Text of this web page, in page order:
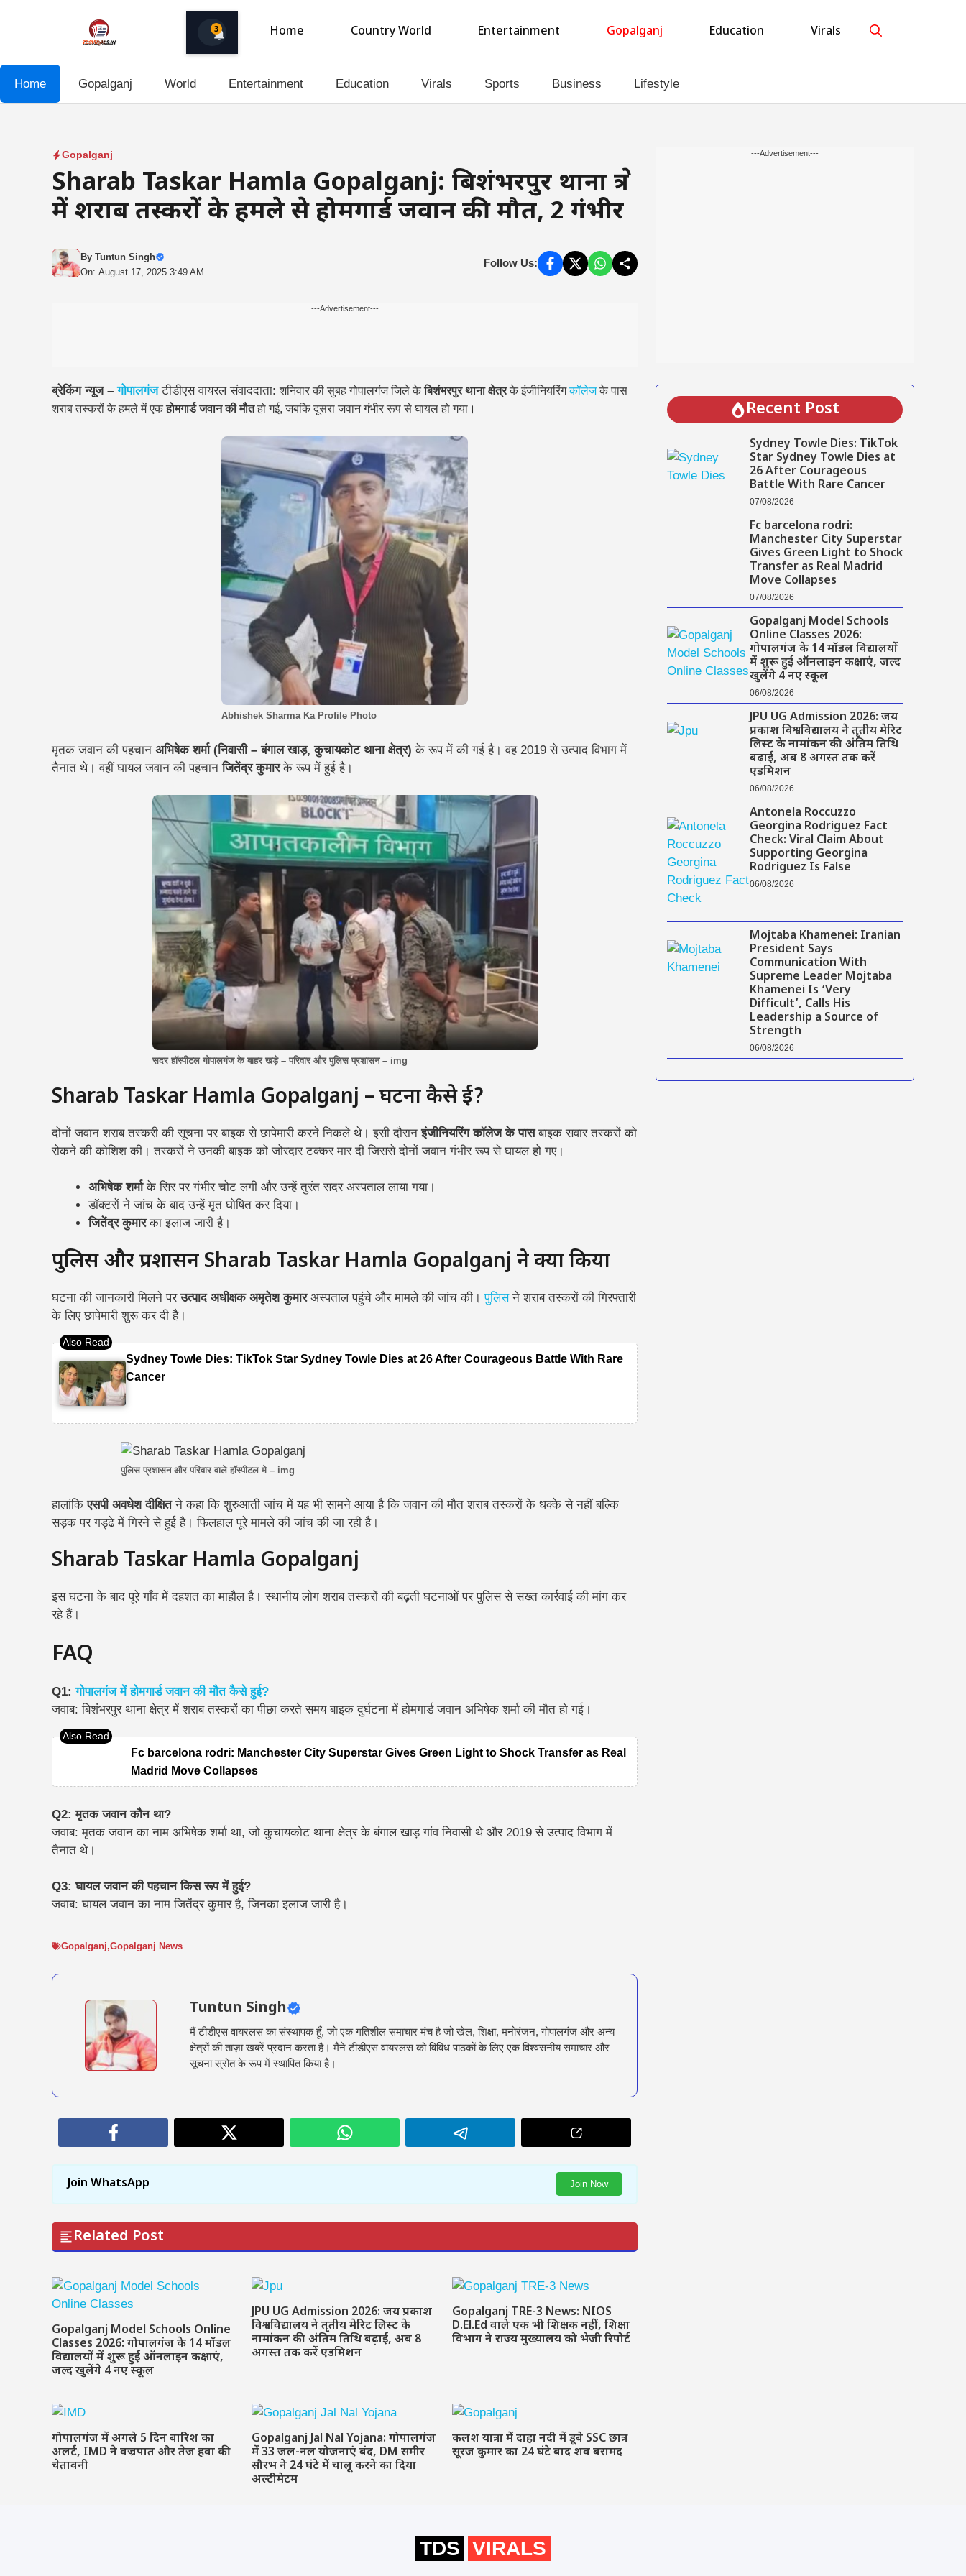
3 Home Country World Entertainment Gopalganj Education Virals
Home Gopalganj World Entertainment Education Virals Sports Business Lifestyle
Gopalganj
Sharab Taskar Hamla Gopalganj: बिशंभरपुर थाना क्षेत्र
में शराब तस्करों के हमले से होमगार्ड जवान की मौत, 2 गंभीर
By Tuntun Singh
On: August 17, 2025 3:49 AM
Follow Us:
---Advertisement---
ब्रेकिंग न्यूज –गोपालगंजटीडीएस वायरल संवाददाता:शनिवार की सुबह गोपालगंज जिले केबिशंभरपुर थाना क्षेत्रके इंजीनियरिंगकॉलेजके पास
शराब तस्करों के हमले में एकहोमगार्ड जवान की मौतहो गई, जबकि दूसरा जवान गंभीर रूप से घायल हो गया।
Abhishek Sharma Ka Profile Photo
मृतक जवान की पहचान अभिषेक शर्मा (निवासी – बंगाल खाड़, कुचायकोट थाना क्षेत्र) के रूप में की गई है। वह 2019 से उत्पाद विभाग में
तैनात थे। वहीं घायल जवान की पहचानजितेंद्र कुमारके रूप में हुई है।
सदर हॉस्पीटल गोपालगंज के बाहर खड़े – परिवार और पुलिस प्रशासन – img
Sharab Taskar Hamla Gopalganj – घटना कैसे हुई?
दोनों जवान शराब तस्करी की सूचना पर बाइक से छापेमारी करने निकले थे। इसी दौरानइंजीनियरिंग कॉलेज के पासबाइक सवार तस्करों को
रोकने की कोशिश की। तस्करों ने उनकी बाइक को जोरदार टक्कर मार दी जिससे दोनों जवान गंभीर रूप से घायल हो गए।
अभिषेक शर्माके सिर पर गंभीर चोट लगी और उन्हें तुरंत सदर अस्पताल लाया गया।
डॉक्टरों ने जांच के बाद उन्हें मृत घोषित कर दिया।
जितेंद्र कुमारका इलाज जारी है।
पुलिस और प्रशासन Sharab Taskar Hamla Gopalganj ने क्या किया
घटना की जानकारी मिलने परउत्पाद अधीक्षक अमृतेश कुमारअस्पताल पहुंचे और मामले की जांच की।पुलिसने शराब तस्करों की गिरफ्तारी
के लिए छापेमारी शुरू कर दी है।
Sydney Towle Dies: TikTok Star Sydney Towle Dies at 26 After Courageous Battle With Rare
Cancer
पुलिस प्रशासन और परिवार वाले हॉस्पीटल मे – img
हालांकिएसपी अवधेश दीक्षितने कहा कि शुरुआती जांच में यह भी सामने आया है कि जवान की मौत शराब तस्करों के धक्के से नहीं बल्कि
सड़क पर गड्ढे में गिरने से हुई है। फिलहाल पूरे मामले की जांच की जा रही है।
Sharab Taskar Hamla Gopalganj
इस घटना के बाद पूरे गाँव में दहशत का माहौल है। स्थानीय लोग शराब तस्करों की बढ़ती घटनाओं पर पुलिस से सख्त कार्रवाई की मांग कर
रहे हैं।
FAQ
Q1:गोपालगंज में होमगार्ड जवान की मौत कैसे हुई?
जवाब: बिशंभरपुर थाना क्षेत्र में शराब तस्करों का पीछा करते समय बाइक दुर्घटना में होमगार्ड जवान अभिषेक शर्मा की मौत हो गई।
Fc barcelona rodri: Manchester City Superstar Gives Green Light to Shock Transfer as Real
Madrid Move Collapses
Q2: मृतक जवान कौन था?
जवाब: मृतक जवान का नाम अभिषेक शर्मा था, जो कुचायकोट थाना क्षेत्र के बंगाल खाड़ गांव निवासी थे और 2019 से उत्पाद विभाग में
तैनात थे।
Q3: घायल जवान की पहचान किस रूप में हुई?
जवाब: घायल जवान का नाम जितेंद्र कुमार है, जिनका इलाज जारी है।
Gopalganj,Gopalganj News
Tuntun Singh
मैं टीडीएस वायरलस का संस्थापक हूँ, जो एक गतिशील समाचार मंच है जो खेल, शिक्षा, मनोरंजन, गोपालगंज और अन्य
क्षेत्रों की ताज़ा खबरें प्रदान करता है। मैंने टीडीएस वायरलस को विविध पाठकों के लिए एक विश्वसनीय समाचार और
सूचना स्रोत के रूप में स्थापित किया है।
Join WhatsApp Join Now
Related Post
Gopalganj Model Schools Online
Classes 2026: गोपालगंज के 14 मॉडल
विद्यालयों में शुरू हुई ऑनलाइन कक्षाएं,
जल्द खुलेंगे 4 नए स्कूल
JPU UG Admission 2026: जय प्रकाश
विश्वविद्यालय ने तृतीय मेरिट लिस्ट के
नामांकन की अंतिम तिथि बढ़ाई, अब 8
अगस्त तक करें एडमिशन
Gopalganj TRE-3 News: NIOS
D.El.Ed वाले एक भी शिक्षक नहीं, शिक्षा
विभाग ने राज्य मुख्यालय को भेजी रिपोर्ट
गोपालगंज में अगले 5 दिन बारिश का
अलर्ट, IMD ने वज्रपात और तेज हवा की
चेतावनी
Gopalganj Jal Nal Yojana: गोपालगंज
में 33 जल-नल योजनाएं बंद, DM समीर
सौरभ ने 24 घंटे में चालू करने का दिया
अल्टीमेटम
कलश यात्रा में दाहा नदी में डूबे SSC छात्र
सूरज कुमार का 24 घंटे बाद शव बरामद
---Advertisement---
Recent Post
Sydney Towle Dies: TikTok
Star Sydney Towle Dies at
26 After Courageous
Battle With Rare Cancer
07/08/2026
Fc barcelona rodri:
Manchester City Superstar
Gives Green Light to Shock
Transfer as Real Madrid
Move Collapses
07/08/2026
Gopalganj Model Schools
Online Classes 2026:
गोपालगंज के 14 मॉडल विद्यालयों
में शुरू हुई ऑनलाइन कक्षाएं, जल्द
खुलेंगे 4 नए स्कूल
06/08/2026
JPU UG Admission 2026: जय
प्रकाश विश्वविद्यालय ने तृतीय मेरिट
लिस्ट के नामांकन की अंतिम तिथि
बढ़ाई, अब 8 अगस्त तक करें
एडमिशन
06/08/2026
Antonela Roccuzzo
Georgina Rodriguez Fact
Check: Viral Claim About
Supporting Georgina
Rodriguez Is False
06/08/2026
Mojtaba Khamenei: Iranian
President Says
Communication With
Supreme Leader Mojtaba
Khamenei Is ‘Very
Difficult’, Calls His
Leadership a Source of
Strength
06/08/2026
TDS VIRALS